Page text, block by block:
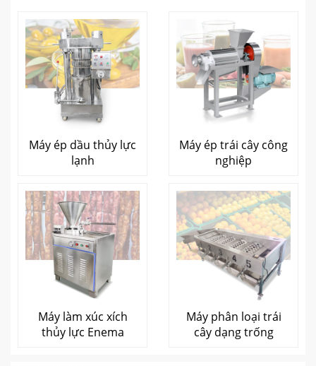
Máy ép dầu thủy lực
lạnh
Máy ép trái cây công
nghiệp
Máy làm xúc xích
thủy lực Enema
Máy phân loại trái
cây dạng trống